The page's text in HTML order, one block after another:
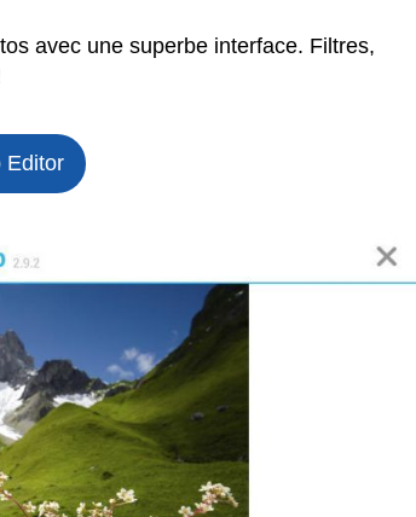
avec une superbe interface. Filtres,
Editor